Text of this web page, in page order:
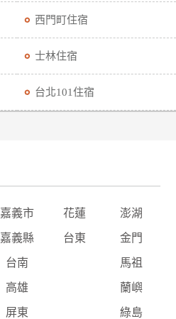
西門町住宿
士林住宿
台北101住宿
嘉義市 花蓮 澎湖
嘉義縣 台東 金門
台南 馬祖
高雄 蘭嶼
屏東 綠島